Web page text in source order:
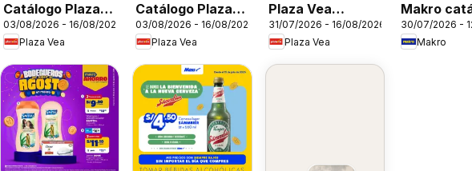
Catálogo Plaza
Vea - Especial
Cuidado del
Cabello
03/08/2026 - 16/08/2026
Plaza Vea
Catálogo Plaza
Vea - Díptico
Marcas Propias
03/08/2026 - 16/08/2026
Plaza Vea
Plaza Vea
catálogo
31/07/2026 - 16/08/2026
Plaza Vea
Makro
30/07/2026 -
Makro